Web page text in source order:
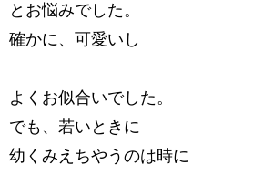
とお悩みでした。
確かに、可愛いし
よくお似合いでした。
でも、若いときに
幼くみえちやうのは時に